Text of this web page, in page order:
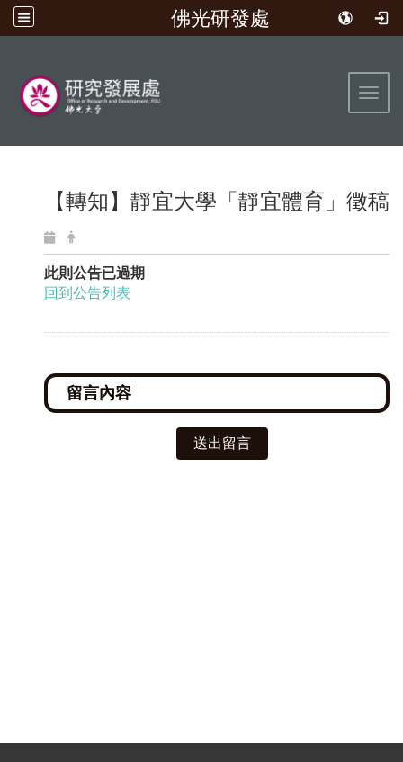
佛光研發處
【轉知】靜宜大學「靜宜體育」徵稿
此則公告已過期
回到公告列表
送出留言